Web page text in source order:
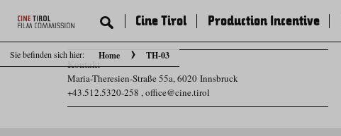
Sie befinden sich hier: Home TH-03
Cine Tirol Production Incentive
Kontakt
Maria-Theresien-Straße 55a, 6020 Innsbruck
+43.512.5320-258 ,office@cine.tirol